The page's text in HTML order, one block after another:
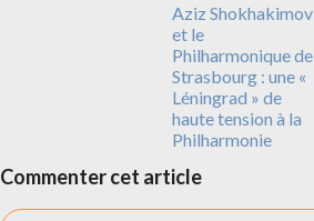
Aziz Shokhakimov
et le
Philharmonique de
Strasbourg : une «
Léningrad » de
haute tension à la
Philharmonie
Commenter cet article